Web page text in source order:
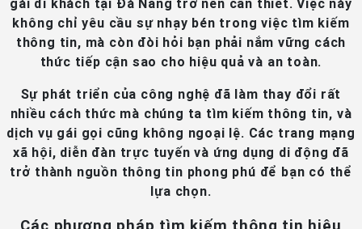
gái đi khách tại Đà Nẵng trở nên cần thiết. Việc này
không chỉ yêu cầu sự nhạy bén trong việc tìm kiếm
thông tin, mà còn đòi hỏi bạn phải nắm vững cách
thức tiếp cận sao cho hiệu quả và an toàn.
Sự phát triển của công nghệ đã làm thay đổi rất
nhiều cách thức mà chúng ta tìm kiếm thông tin, và
dịch vụ gái gọi cũng không ngoại lệ. Các trang mạng
xã hội, diễn đàn trực tuyến và ứng dụng di động đã
trở thành nguồn thông tin phong phú để bạn có thể
lựa chọn.